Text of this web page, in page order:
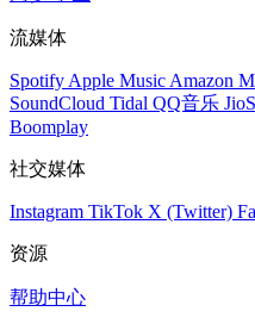
流媒体
Spotify Apple Music Amazon
SoundCloud Tidal QQ音乐
Boomplay
社交媒体
Instagram TikTok X (Twitter)
资源
帮助中心